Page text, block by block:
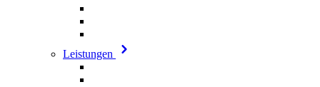
Leistungen